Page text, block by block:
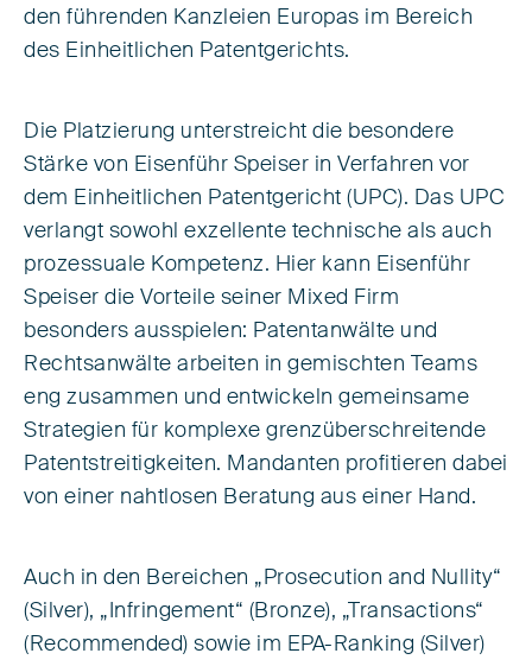
den führenden Kanzleien Europas im Bereich
des Einheitlichen Patentgerichts.
Die Platzierung unterstreicht die besondere
Stärke von Eisenführ Speiser in Verfahren vor
dem Einheitlichen Patentgericht (UPC). Das UPC
verlangt sowohl exzellente technische als auch
prozessuale Kompetenz. Hier kann Eisenführ
Speiser die Vorteile seiner Mixed Firm
besonders ausspielen: Patentanwälte und
Rechtsanwälte arbeiten in gemischten Teams
eng zusammen und entwickeln gemeinsame
Strategien für komplexe grenzüberschreitende
Patentstreitigkeiten. Mandanten profitieren dabei
von einer nahtlosen Beratung aus einer Hand.
Auch in den Bereichen „Prosecution and Nullity“
(Silver), „Infringement“ (Bronze), „Transactions“
(Recommended) sowie im EPA-Ranking (Silver)